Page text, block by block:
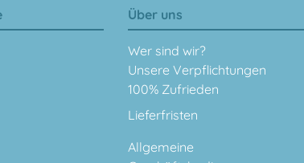
Über uns
Wer sind wir?
Unsere Verpflichtungen
100% Zufrieden
Lieferfristen
Allgemeine